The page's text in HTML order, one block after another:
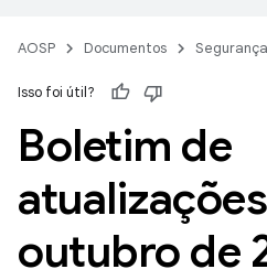
AOSP Documentos Segurança
Isso foi útil?
Boletim de
outubro de